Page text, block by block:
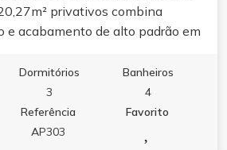
privativos combina
e acabamento de alto padrão em
Dormitórios
3
Banheiros
4
Referência
AP303
Favorito